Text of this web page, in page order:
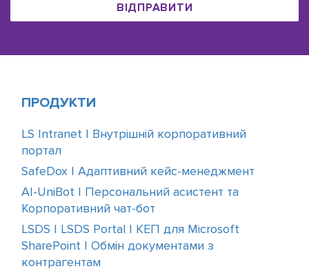
ВІДПРАВИТИ
ПРОДУКТИ
LS Intranet | Внутрішній корпоративний
портал
SafeDox | Адаптивний кейс-менеджмент
AI-UniBot | Персональний асистент та
Корпоративний чат-бот
LSDS | LSDS Portal | КЕП для Microsoft
SharePoint | Обмін документами з
контрагентам